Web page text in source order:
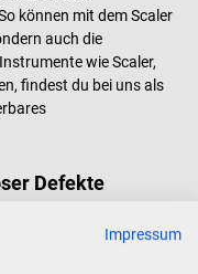
können mit dem Scaler
auch die
wie Scaler,
findest du bei uns als
Defekte
kariöser Defekte
Impressum